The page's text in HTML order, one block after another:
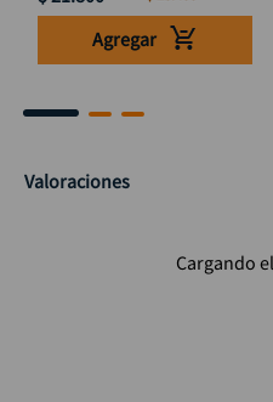
Agregar
Valoraciones
Cargando